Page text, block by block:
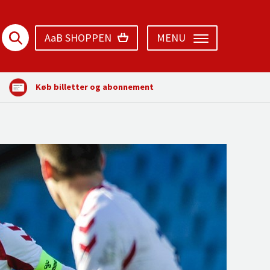
AaB SHOPPEN MENU
Køb billetter og abonnement